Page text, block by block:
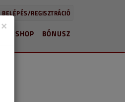
BELÉPÉS/REGISZTRÁCIÓ
BÓNUSZ
SHOP
×